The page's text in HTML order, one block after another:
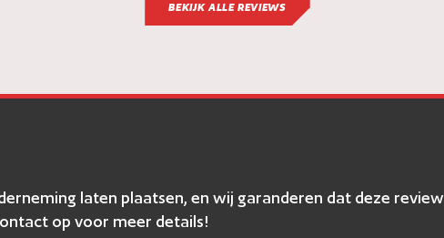
BEKIJK ALLE REVIEWS
laten plaatsen, en wij garanderen dat deze
op voor meer details!